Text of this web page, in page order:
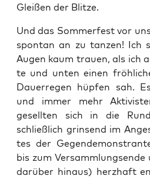
Glei­ßen der Blitze.
Und das Som­mer­fest vor
spon­tan an zu tan­zen! Ich
Augen kaum trau­en, als ich
te und unten einen
Dau­er­re­gen hüp­fen sah.
und immer mehr
gesell­ten sich in die
schließ­lich grin­send im
tes der
bis zum
dar­über hin­aus) herz­haft